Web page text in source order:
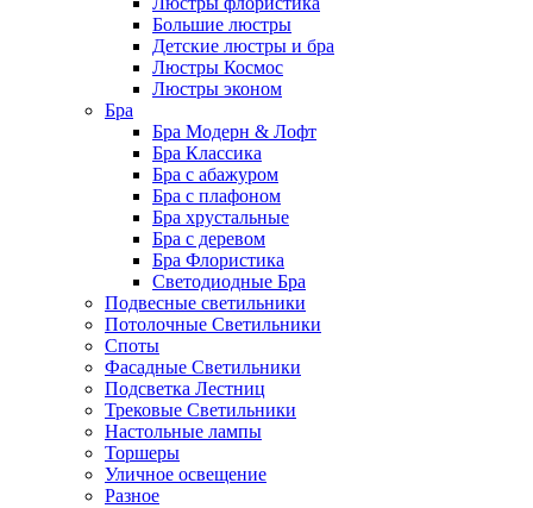
Большие люстры
Детские люстры и бра
Люстры Космос
Люстры эконом
Бра
Бра Модерн & Лофт
Бра Классика
Бра с абажуром
Бра с плафоном
Бра хрустальные
Бра с деревом
Бра Флористика
Светодиодные Бра
Подвесные светильники
Потолочные Светильники
Споты
Фасадные Светильники
Подсветка Лестниц
Трековые Светильники
Настольные лампы
Торшеры
Уличное освещение
Разное